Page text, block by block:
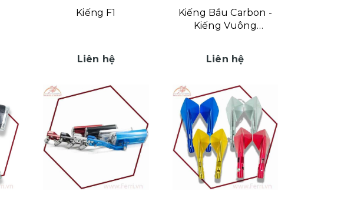
Kiếng F1
Liên hệ
Kiếng Bầu Carbon -
Kiếng Vuông
Liên hệ